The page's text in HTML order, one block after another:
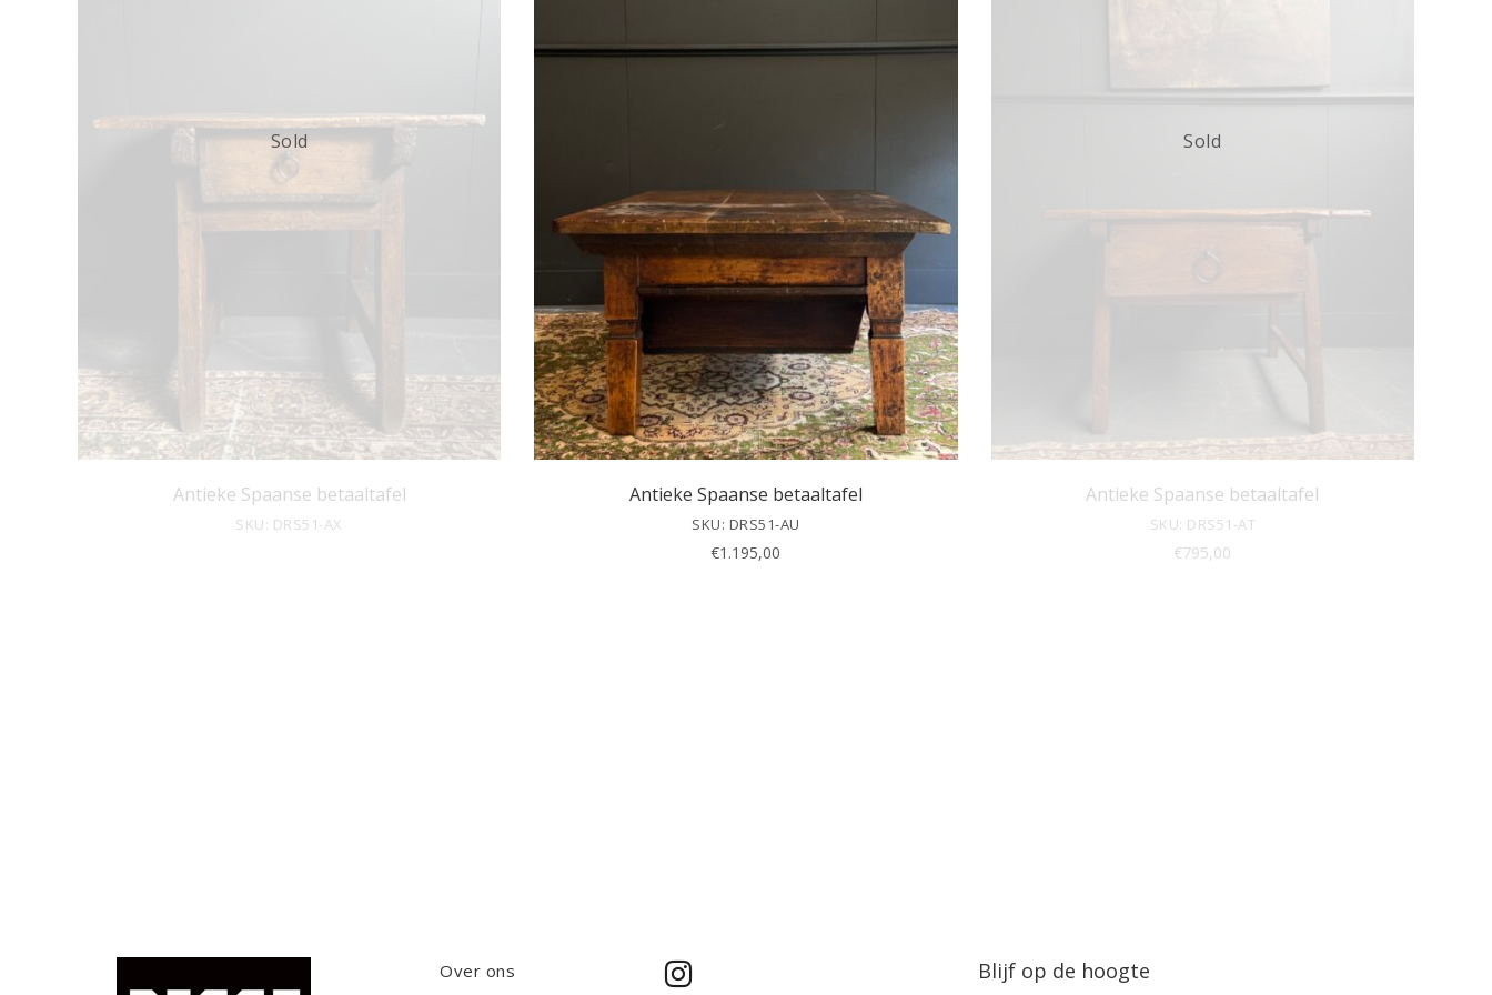
Antieke Spaanse betaaltafel
SKU: DRS51-AX
Sold
Antieke Spaanse betaaltafel
SKU: DRS51-AU
€1.195,00
Antieke Spaanse betaaltafel
SKU: DRS51-AT
€795,00
Sold
Over ons Blijf op de hoogte